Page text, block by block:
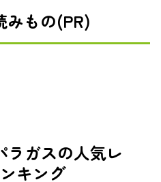
みもの(PR)
ラガスの人気レ
キング